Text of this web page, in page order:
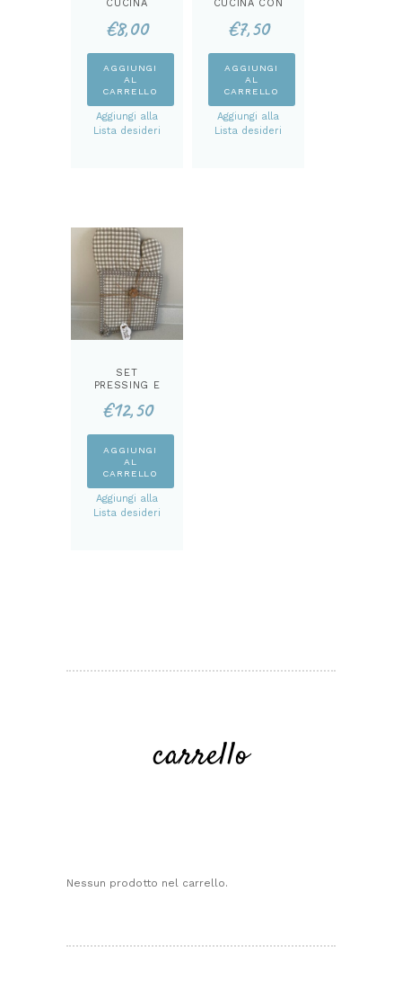
CUCINA
NATALIZIO E
€8,00
AGGIUNGI
AL
CARRELLO
Aggiungi alla
Lista desideri
CUCINA CON
€7,50
AGGIUNGI
AL
CARRELLO
Aggiungi alla
Lista desideri
SET
PRESSING E
DA CUCINA A
BEIGE
€12,50
AGGIUNGI
AL
CARRELLO
Aggiungi alla
Lista desideri
carrello
Nessun prodotto nel carrello.